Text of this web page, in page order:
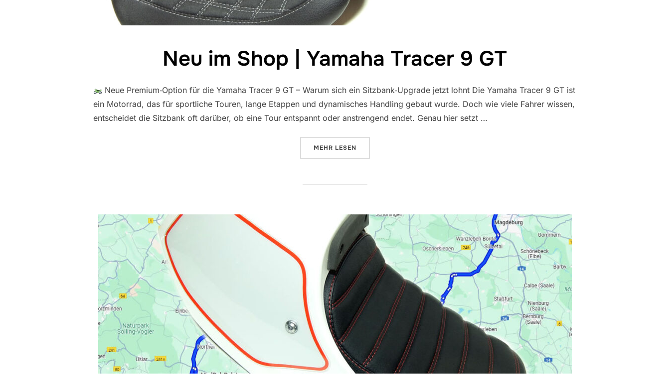
Neu im Shop | Yamaha Tracer 9 GT
Neue Premium‑Option für die Yamaha Tracer 9 GT – Warum sich ein Sitzbank‑Upgrade jetzt lohnt Die Yamaha Tracer 9 GT ist
ein Motorrad, das für sportliche Touren, lange Etappen und dynamisches Handling gebaut wurde. Doch wie viele Fahrer wissen,
entscheidet die Sitzbank oft darüber, ob eine Tour entspannt oder anstrengend endet. Genau hier setzt …
MEHR ÜBER „NEU IM SHOP | YAMAHA TRACER 9 GT“
LESEN